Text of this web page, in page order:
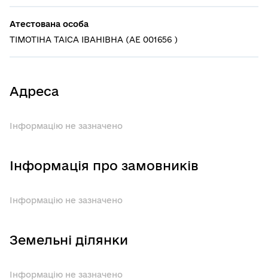
Атестована особа
ТІМОТІНА ТАІСА ІВАНІВНА (АЕ 001656 )
Адреса
Інформацію не зазначено
Інформація про замовників
Інформацію не зазначено
Земельні ділянки
Інформацію не зазначено